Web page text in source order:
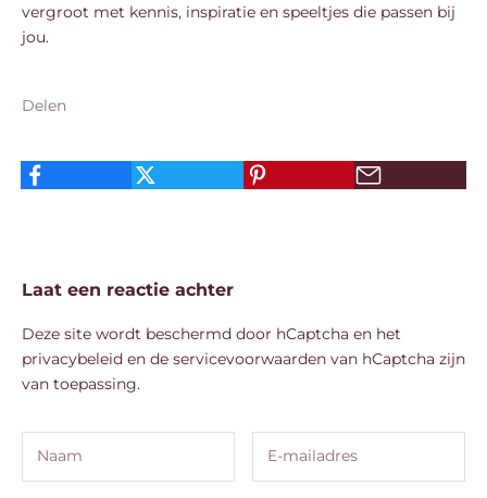
vergroot met kennis, inspiratie en speeltjes die passen bij
jou.
Delen
Laat een reactie achter
Deze site wordt beschermd door hCaptcha en het
privacybeleid en de servicevoorwaarden van hCaptcha zijn
van toepassing.